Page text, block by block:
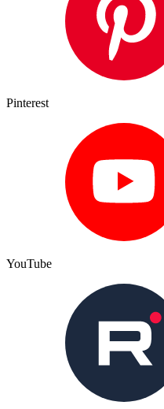
Pinterest
YouTube